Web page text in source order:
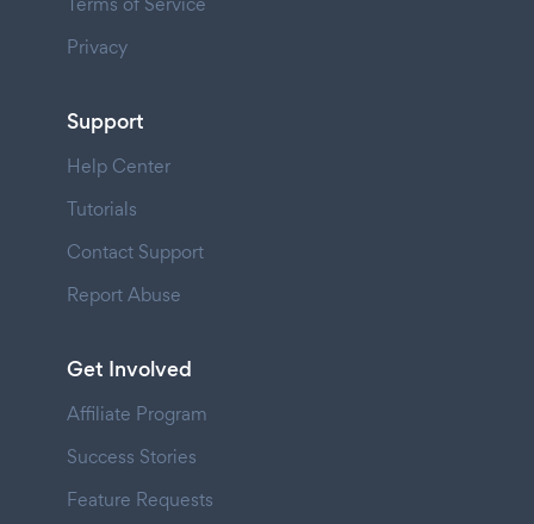
Privacy
Support
Help Center
Tutorials
Contact Support
Report Abuse
Get Involved
Affiliate Program
Success Stories
Feature Requests